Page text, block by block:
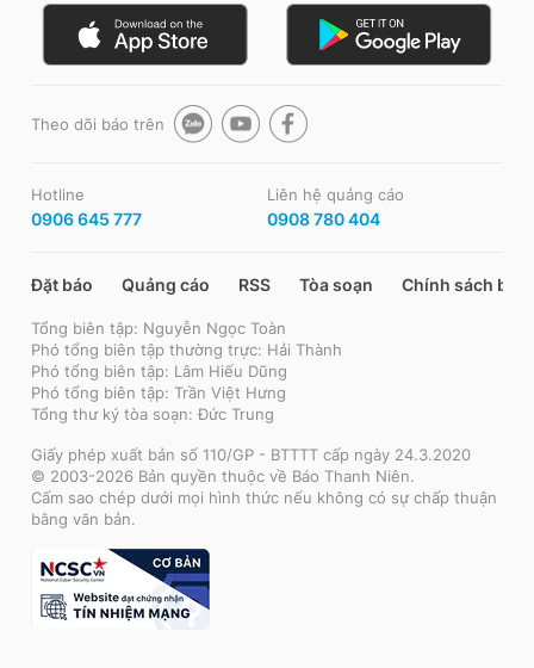
Theo dõi báo trên
Hotline
0906 645 777
Liên hệ quảng cáo
0908 780 404
Đặt báo Quảng cáo RSS Tòa soạn Chính sách bảo
Tổng biên tập: Nguyễn Ngọc Toàn
Phó tổng biên tập thường trực: Hải Thành
Phó tổng biên tập: Lâm Hiếu Dũng
Phó tổng biên tập: Trần Việt Hưng
Tổng thư ký tòa soạn: Đức Trung
Giấy phép xuất bản số 110/GP - BTTTT cấp ngày 24.3.2020
© 2003-2026 Bản quyền thuộc về Báo Thanh Niên.
Cấm sao chép dưới mọi hình thức nếu không có sự chấp thuận
bằng văn bản.